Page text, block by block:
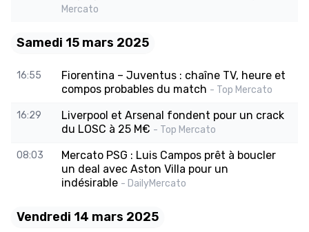
Mercato
Samedi 15 mars 2025
16:55
Fiorentina – Juventus : chaîne TV, heure et
compos probables du match - Top Mercato
16:29
Liverpool et Arsenal fondent pour un crack
du LOSC à 25 M€ - Top Mercato
08:03
Mercato PSG : Luis Campos prêt à boucler
un deal avec Aston Villa pour un
indésirable - DailyMercato
Vendredi 14 mars 2025